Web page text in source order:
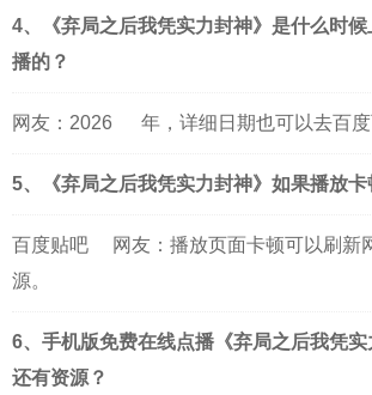
4、《弃局之后我凭实力封神》是什么时
播的？
网友： 2026 年，详细日期也可以去百
5、《弃局之后我凭实力封神》如果播放卡
百度贴吧
网友：播放页面卡顿可以刷新
源。
6、手机版免费在线点播《弃局之后我凭
还有资源？